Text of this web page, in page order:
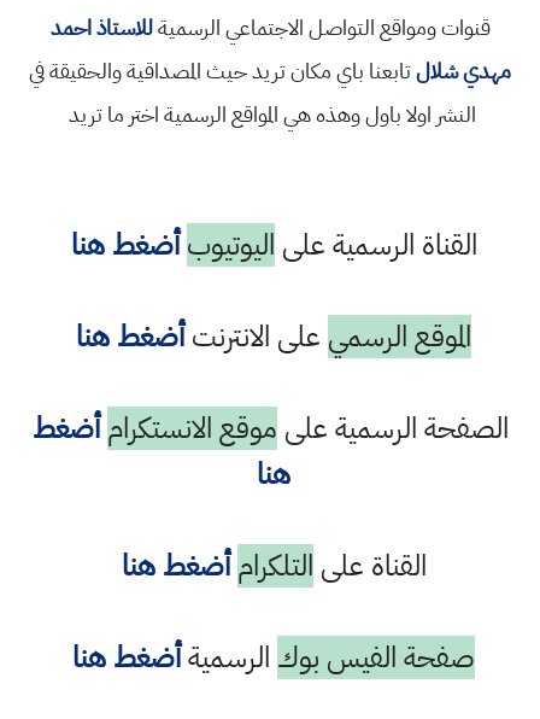
قنوات ومواقع التواصل الاجتماعي الرسميةللاستاذ احمد
مهدي شلالتابعنا باي مكان تريد حيث المصداقية والحقيقة في
النشر اولا باول وهذه هي المواقع الرسمية اختر ما تريد
القناة الرسمية على اليوتيوب أضغط هنا
الموقع الرسمي على الانترنتأضغط هنا
الصفحة الرسمية على موقع الانستكرام أضغط
هنا
القناة على التلكرام أضغط هنا
صفحة الفيس بوك الرسميةأضغط هنا